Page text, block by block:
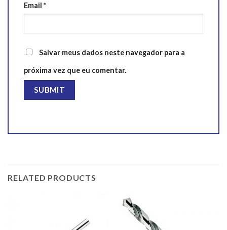
Email *
Salvar meus dados neste navegador para a
próxima vez que eu comentar.
RELATED PRODUCTS